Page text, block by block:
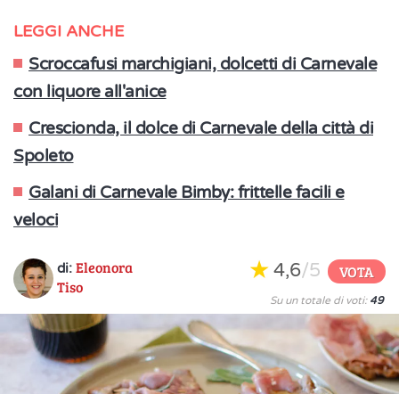
LEGGI ANCHE
Scroccafusi marchigiani, dolcetti di Carnevale
con liquore all'anice
Crescionda, il dolce di Carnevale della città di
Spoleto
Galani di Carnevale Bimby: frittelle facili e
veloci
di: Eleonora
Tiso
4,6/5 VOTA
Su un totale di voti: 49